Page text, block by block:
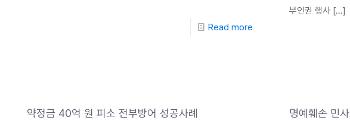
Read more
부인권 행사 […]
약정금 40억 원 피소 전부방어 성공사례 명예훼손 민